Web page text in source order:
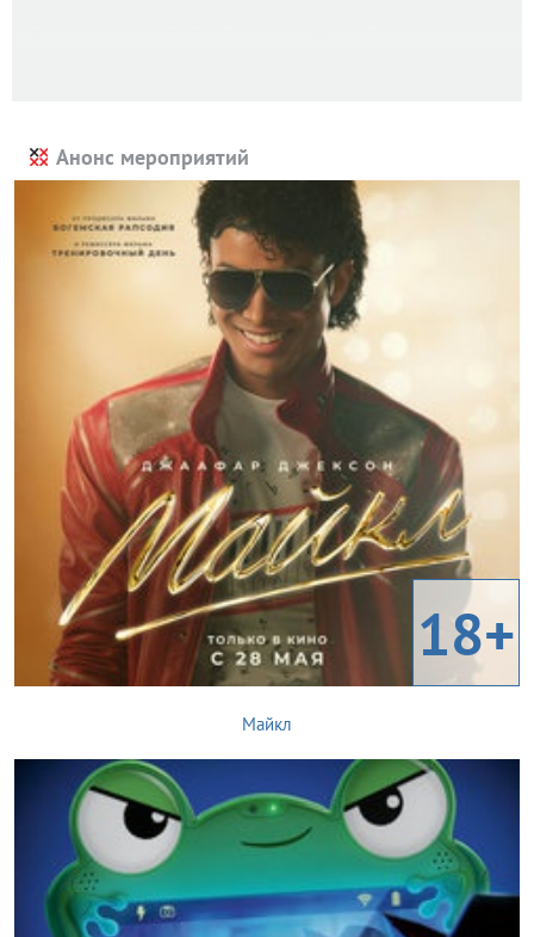
Анонс мероприятий
18+
Майкл